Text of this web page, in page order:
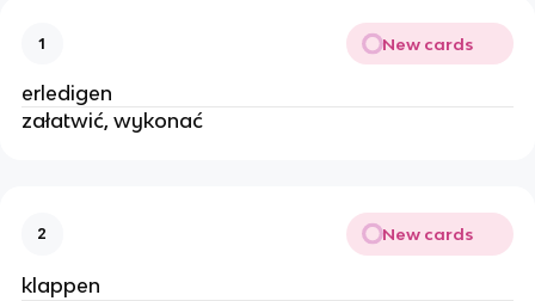
1 New cards
erledigen
załatwić, wykonać
2 New cards
klappen